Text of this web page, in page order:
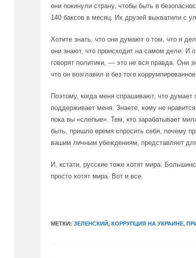
они покинули страну, чтобы быть в
140 баксов в месяц. Их друзей выхватили с
Хотите знать, что они думают о том, что я
они знают, что происходит на самом деле. И
говорят политики, — это не вся правда. Они
что он возглавил и без того
Поэтому, когда меня спрашивают, что
поддерживает меня. Знаете, кому не
пока вы «слепые». Тем, кто зарабатывает
быть, пришло время спросить себя, почему
вашим личным убеждениям, представляет
И, кстати, русские тоже хотят мира.
просто хотят мира. Вот и все.
МЕТКИ:ЗЕЛЕНСКИЙ, КОРРУПЦИЯ НА УКРАИНЕ,